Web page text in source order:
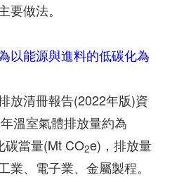
要做法。
以能源與進料的低碳化為
放清冊報告(2022年版)資
溫室氣體排放量約為
碳當量(Mt CO2e)，排放量
業、電子業、金屬製程。